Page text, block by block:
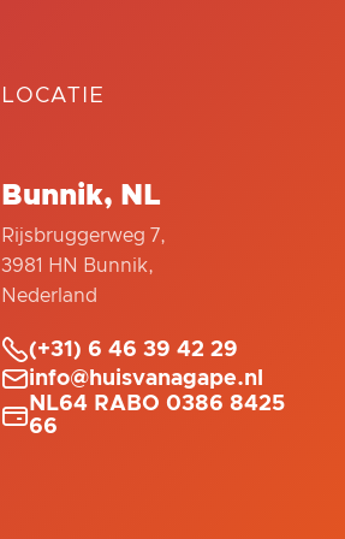
LOCATIE
Bunnik, NL
Rijsbruggerweg 7,
3981 HN Bunnik,
Nederland
(+31) 6 46 39 42 29
info@huisvanagape.nl
 NL64 RABO 0386 8425
66